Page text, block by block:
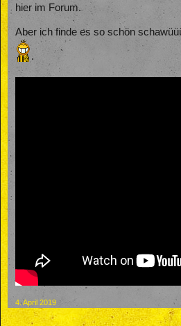
hier im Forum.
Aber ich finde es so schön
.
4. April 2019